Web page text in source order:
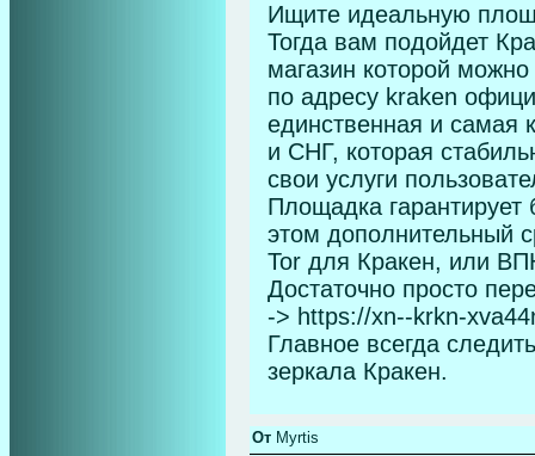
Ищите идеальную
Тогда вам подойдет
магазин которой можно
по адресу kraken
единственная и самая
и СНГ, которая
свои услуги
Площадка гарантирует
этом дополнительный
Tor для Кракен, или
Достаточно просто
-> https://xn--krkn-
Главное всегда
зеркала Кракен.
От Myrtis